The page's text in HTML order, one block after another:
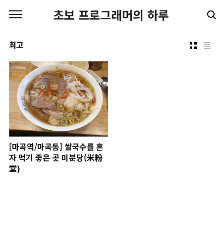
초보 프로그래머의 하루
최고
[마곡역/마곡동] 쌀국수를 혼
자 먹기 좋은 곳 미분당(米粉
堂)